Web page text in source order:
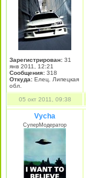
Зарегистрирован: 31
янв 2011, 12:21
Сообщения: 318
Откуда: Елец. Липецкая
обл.
05 окт 2011, 09:38
Vycha
СуперМодератор